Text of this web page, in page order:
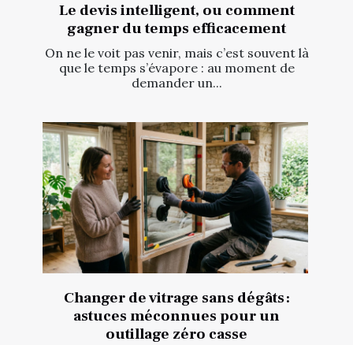
Le devis intelligent, ou comment
gagner du temps efficacement
On ne le voit pas venir, mais c’est souvent là
que le temps s’évapore : au moment de
demander un...
Changer de vitrage sans dégâts :
astuces méconnues pour un
outillage zéro casse